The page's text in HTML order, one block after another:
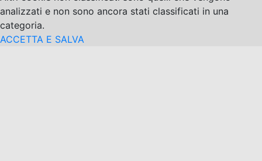
analizzati e non sono ancora stati classificati in una
categoria.
ACCETTA E SALVA